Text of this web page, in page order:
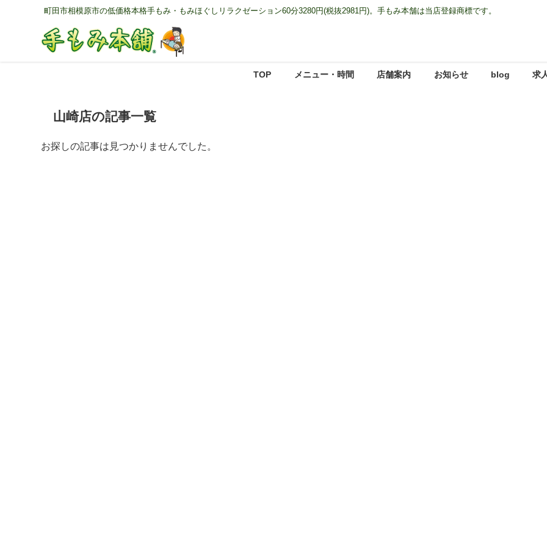
町田市相模原市の低価格本格手もみ・もみほぐしリラクゼーション60分3280円(税抜2981円)。手もみ本舗は当店登録商標です。
TOP メニュー・時間 店舗案内 お知らせ blog 求
山崎店の記事一覧
お探しの記事は見つかりませんでした。